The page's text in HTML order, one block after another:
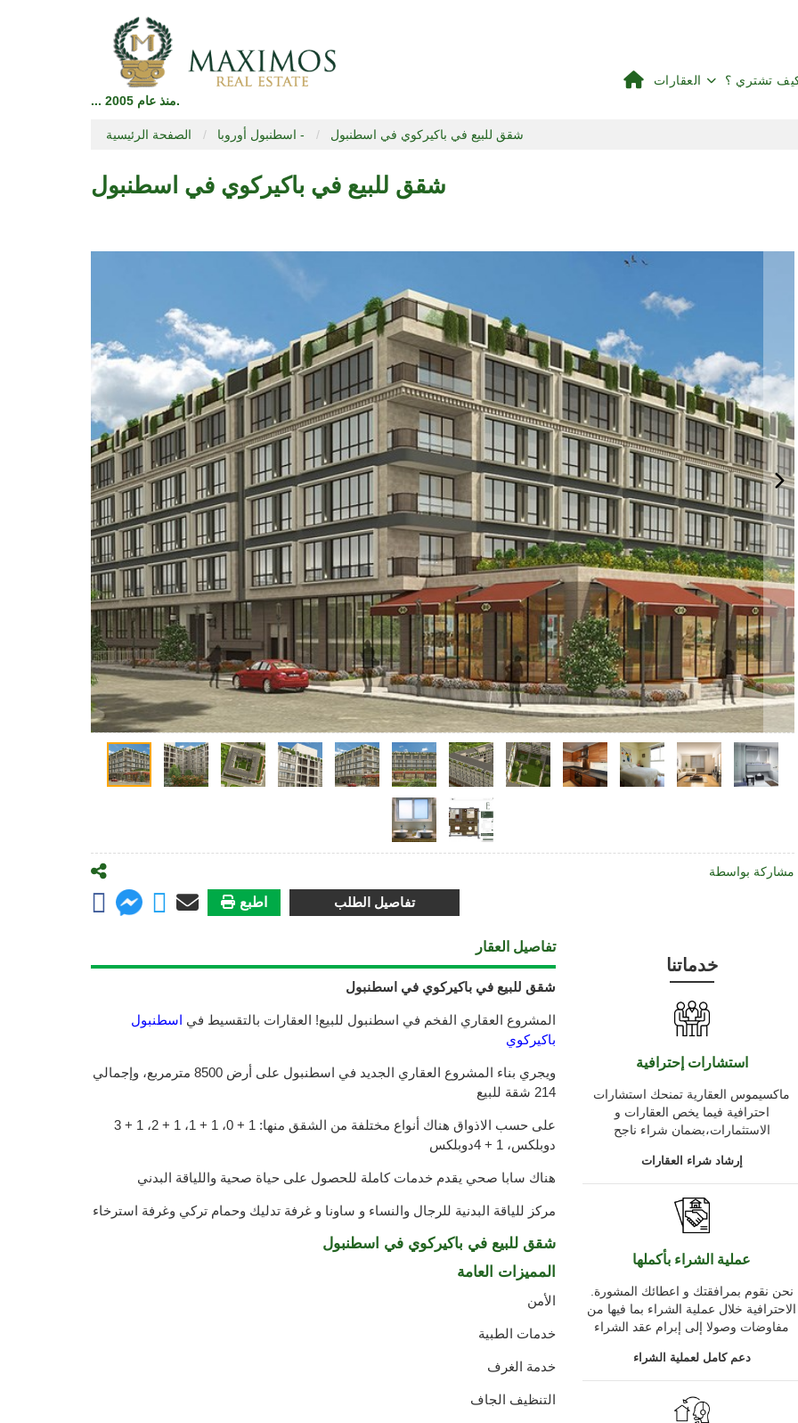
... منذ عام 2005.
العقارات تشتري ؟
الصفحة الرئيسية اسطنبول أوروبا - شقق للبيع في باكيركوي في اسطنبول
شقق للبيع في باكيركوي في اسطنبول
مشاركة بواسطة
اطبع تفاصيل الطلب
تفاصيل العقار
شقق للبيع في باكيركوي في اسطنبول
المشروع العقاري الفخم في اسطنبول للبيع! العقارات بالتقسيط في اسطنبول
باكيركوي
ويجري بناء المشروع العقاري الجديد في اسطنبول على أرض 8500 مترمربع، وإجمالي
214 شقة للبيع
على حسب الاذواق هناك أنواع مختلفة من الشقق منها: 1 + 0، 1 + 1، 1 + 2، 1 + 3
دوبلكس، 1 + 4دوبلكس
هناك سابا صحي يقدم خدمات كاملة للحصول على حياة صحية واللياقة البدني
مركز للياقة البدنية للرجال والنساء و ساونا و غرفة تدليك وحمام تركي وغرفة استرخاء
شقق للبيع في باكيركوي في اسطنبول
المميزات العامة
الأمن
خدمات الطبية
خدمة الغرف
التنظيف الجاف
خدماتنا
استشارات إحترافية
ماكسيموس العقارية تمنحك استشارات
احترافية فيما يخص العقارات و
الاستثمارات،بضمان شراء ناجح
إرشاد شراء العقارات
عملية الشراء بأكملها
الاحترافية خلال عملية الشراء بما فيها من
مفاوضات وصولا إلى إبرام عقد الشراء
دعم كامل لعملية الشراء